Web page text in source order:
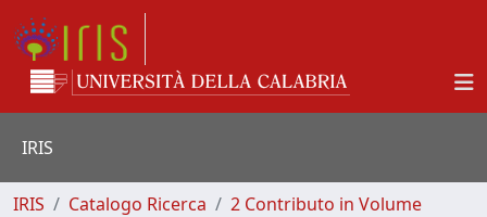
IRIS
IRIS Catalogo Ricerca
2 Contributo in Volume